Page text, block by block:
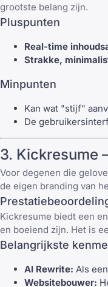
grootste belang zijn.
Pluspunten
Real-time
Strakke,
Minpunten
Kan wat "stijf"
De
3. Kickresume
Voor degenen die
de eigen branding van
Kickresume biedt een
en boeiend zijn. Het is
Belangrijkste
AI Rewrite: Als
Websitebouwer: